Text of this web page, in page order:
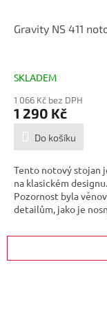
Gravity NS 411
SKLADEM
1 066 Kč bez DPH
1 290 Kč
Do košíku
Tento notový stojan
na klasickém designu.
Pozornost byla
detailům, jako je